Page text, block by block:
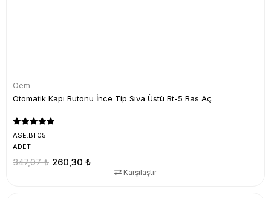
Oem
Otomatik Kapı Butonu İnce Tip Sıva Üstü Bt-5 Bas Aç
ASE.BT05
ADET
260,30 ₺
347,07 ₺
Karşılaştır